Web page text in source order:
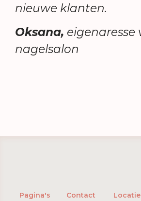
nieuwe klanten.
Oksana, eigenaresse
nagelsalon
Pagina's
Contact